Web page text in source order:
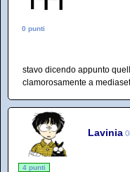
0 punti
stavo dicendo appunto
clamorosamente a
Lavinia
4 punti